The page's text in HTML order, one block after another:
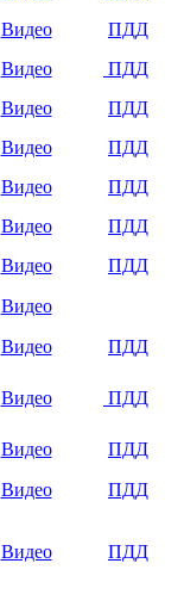
Видео
ПДД
Видео
ПДД
Видео
ПДД
Видео
ПДД
Видео
ПДД
Видео
ПДД
Видео
ПДД
Видео
Видео
ПДД
Видео ПДД
Видео
ПДД
Видео
ПДД
Видео ПДД